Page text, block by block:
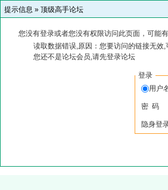
提示信息 » 顶级高手论坛
您没有登录或者您没有权限访问此页面，可能
读取数据错误,原因：您要访问的链接无效
您还不是论坛会员,请先登录论坛
登录
用户
密 码
隐身登